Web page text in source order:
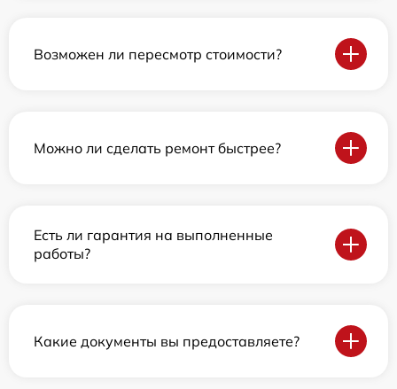
Возможен ли пересмотр стоимости?
Можно ли сделать ремонт быстрее?
Есть ли гарантия на выполненные
работы?
Какие документы вы предоставляете?